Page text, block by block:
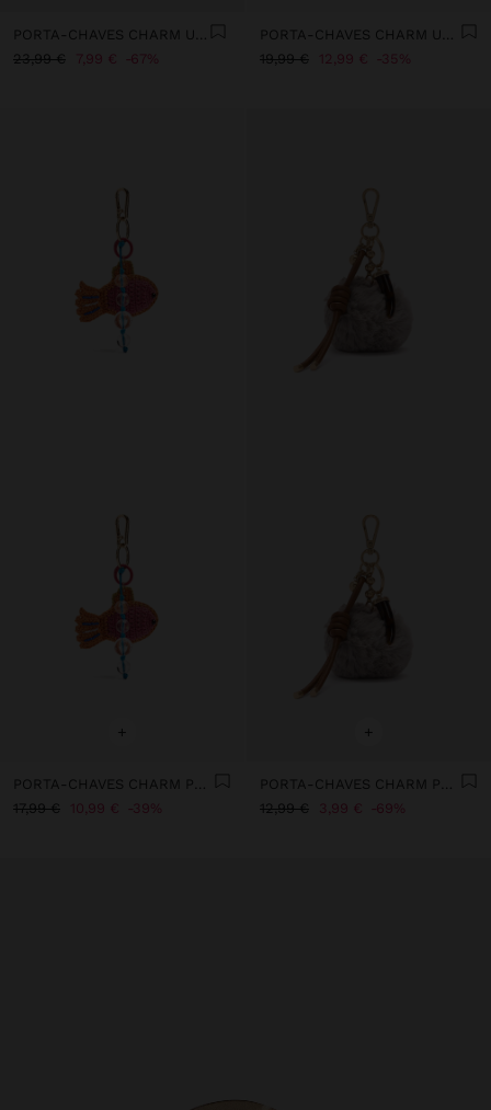
23,99 €
7,99 € 67%
19,99 €
12,99 € 35%
+
PORTA-CHAVES CHARM PEIXE CROCHÉ
17,99 €
10,99 € 39%
+
PORTA-CHAVES CHARM POMPOM COM CORDÃO
12,99 €
3,99 € 69%